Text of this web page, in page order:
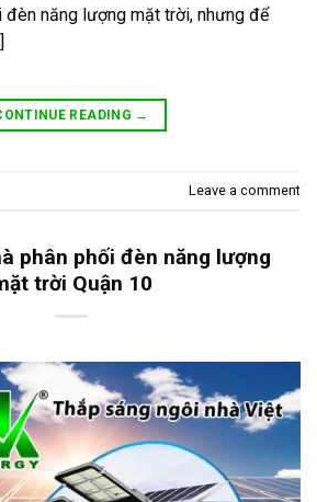
năng lượng mặt trời, nhưng để
READING →
Leave a comment
phân phối đèn năng lượng
trời Quận 10